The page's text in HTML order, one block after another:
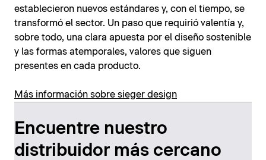
establecieron nuevos estándares y, con el tiempo, se
transformó el sector. Un paso que requirió valentía y,
sobre todo, una clara apuesta por el diseño sostenible
y las formas atemporales, valores que siguen
presentes en cada producto.
Más información sobre sieger design
Encuentre nuestro
distribuidor más cercano